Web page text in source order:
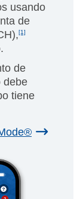
usando
de
[1]
de
debe
tiene